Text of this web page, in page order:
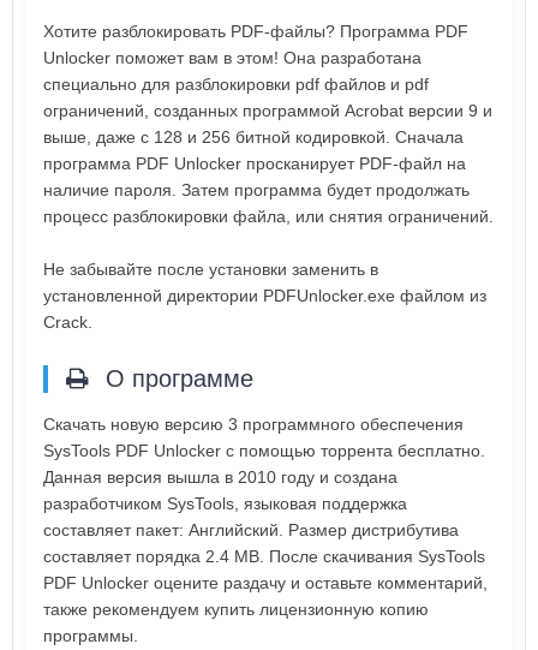
Хотите разблокировать PDF-файлы? Программа PDF
Unlocker поможет вам в этом! Она разработана
специально для разблокировки pdf файлов и pdf
ограничений, созданных программой Acrobat версии 9 и
выше, даже с 128 и 256 битной кодировкой. Сначала
программа PDF Unlocker просканирует PDF-файл на
наличие пароля. Затем программа будет продолжать
процесс разблокировки файла, или снятия ограничений.
Не забывайте после установки заменить в
установленной директории PDFUnlocker.exe файлом из
Crack.
О программе
Скачать новую версию 3 программного обеспечения
SysTools PDF Unlocker с помощью торрента бесплатно.
Данная версия вышла в 2010 году и создана
разработчиком SysTools, языковая поддержка
составляет пакет: Английский. Размер дистрибутива
составляет порядка 2.4 MB. После скачивания SysTools
PDF Unlocker оцените раздачу и оставьте комментарий,
также рекомендуем купить лицензионную копию
программы.